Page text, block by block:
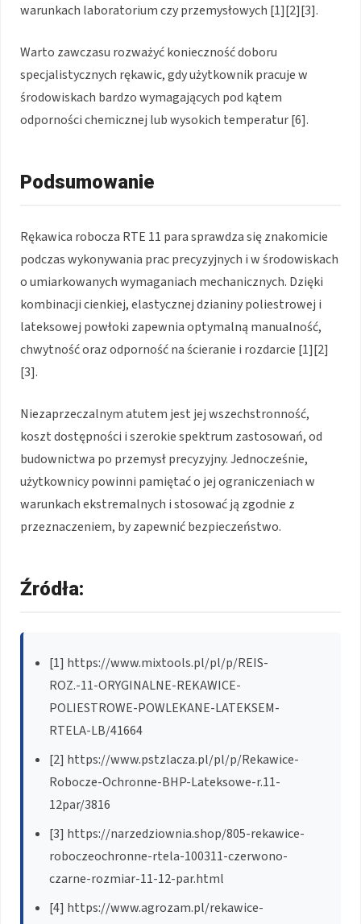
warunkach laboratorium czy przemysłowych [1][2][3].
Warto zawczasu rozważyć konieczność doboru
specjalistycznych rękawic, gdy użytkownik pracuje w
środowiskach bardzo wymagających pod kątem
odporności chemicznej lub wysokich temperatur [6].
Podsumowanie
Rękawica robocza RTE 11 para sprawdza się znakomicie
podczas wykonywania prac precyzyjnych i w środowiskach
o umiarkowanych wymaganiach mechanicznych. Dzięki
kombinacji cienkiej, elastycznej dzianiny poliestrowej i
lateksowej powłoki zapewnia optymalną manualność,
chwytność oraz odporność na ścieranie i rozdarcie [1][2]
[3].
Niezaprzeczalnym atutem jest jej wszechstronność,
koszt dostępności i szerokie spektrum zastosowań, od
budownictwa po przemysł precyzyjny. Jednocześnie,
użytkownicy powinni pamiętać o jej ograniczeniach w
warunkach ekstremalnych i stosować ją zgodnie z
przeznaczeniem, by zapewnić bezpieczeństwo.
Źródła:
[1] https://www.mixtools.pl/pl/p/REIS-
ROZ.-11-ORYGINALNE-REKAWICE-
POLIESTROWE-POWLEKANE-LATEKSEM-
RTELA-LB/41664
[2] https://www.pstzlacza.pl/pl/p/Rekawice-
Robocze-Ochronne-BHP-Lateksowe-r.11-
12par/3816
[3] https://narzedziownia.shop/805-rekawice-
roboczeochronne-rtela-100311-czerwono-
czarne-rozmiar-11-12-par.html
[4] https://www.agrozam.pl/rekawice-